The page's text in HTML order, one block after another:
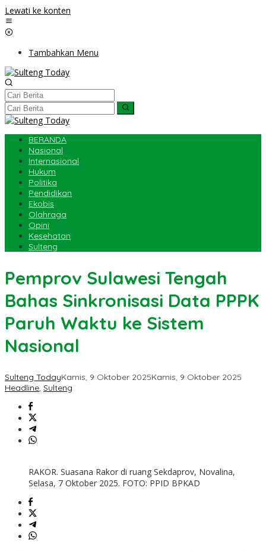
Lewati ke konten
Tambahkan Menu
BERANDA
Nasional
Internasional
Hukum
Politika
Pendidikan
Ekobis
Olahraga
Opini
Kesehatan
Sulteng
Pemprov Sulawesi Tengah
Bahas Sinkronisasi Data PPPK
Paruh Waktu ke Sistem
Nasional
Sulteng TodayKamis, 9 Oktober 2025Kamis, 9 Oktober 2025
Headline, Sulteng
RAKOR. Suasana Rakor di ruang Sekdaprov, Novalina,
Selasa, 7 Oktober 2025. FOTO: PPID BPKAD